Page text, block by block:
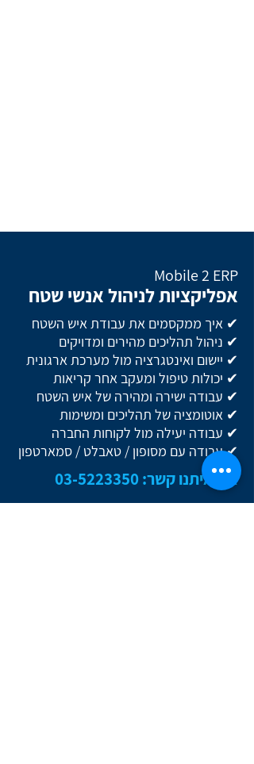
Mobile 2 ERP
אפליקציות לניהול אנשי שטח
✔ איך ממקסמים את עבודת איש השטח
✔ ניהול תהליכים מהירים ומדויקים
✔ יישום ואינטגרציה מול מערכת ארגונית
✔ יכולות טיפול ומעקב אחר קריאות
✔ עבודה ישירה ומהירה של איש השטח
✔ אוטומציה של תהליכים ומשימות
✔ עבודה יעילה מול לקוחות החברה
✔ עבודה עם מסופון / טאבלט / סמארטפון
צרו איתנו קשר:03-5223350